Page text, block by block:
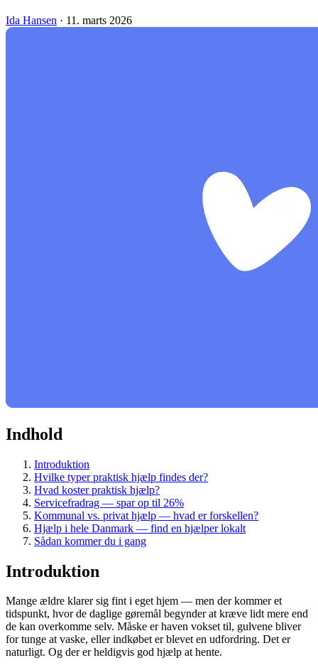
Ida Hansen · 11. marts 2026
Indhold
Introduktion
Hvilke typer praktisk hjælp findes der?
Hvad koster praktisk hjælp?
Servicefradrag — spar op til 26%
Kommunal vs. privat hjælp — hvad er forskellen?
Hjælp i hele Danmark — find en hjælper lokalt
Sådan kommer du i gang
Introduktion
Mange ældre klarer sig fint i eget hjem — men der kommer et
tidspunkt, hvor de daglige gøremål begynder at kræve lidt mere end
de kan overkomme selv. Måske er haven vokset til, gulvene bliver
for tunge at vaske, eller indkøbet er blevet en udfordring. Det er
naturligt. Og der er heldigvis god hjælp at hente.